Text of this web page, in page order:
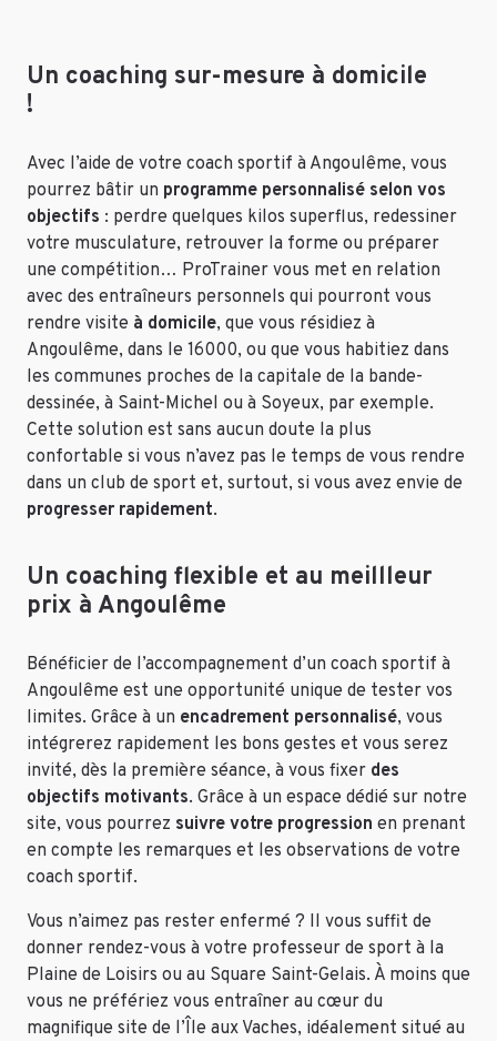
Un coaching sur-mesure à domicile
!
Avec l’aide de votre coach sportif à Angoulême, vous
pourrez bâtir un programme personnalisé selon vos
objectifs : perdre quelques kilos superflus, redessiner
votre musculature, retrouver la forme ou préparer
une compétition… ProTrainer vous met en relation
avec des entraîneurs personnels qui pourront vous
rendre visite à domicile, que vous résidiez à
Angoulême, dans le 16000, ou que vous habitiez dans
les communes proches de la capitale de la bande-
dessinée, à Saint-Michel ou à Soyeux, par exemple.
Cette solution est sans aucun doute la plus
confortable si vous n’avez pas le temps de vous rendre
dans un club de sport et, surtout, si vous avez envie de
progresser rapidement.
Un coaching flexible et au meillleur
prix à Angoulême
Bénéficier de l’accompagnement d’un coach sportif à
Angoulême est une opportunité unique de tester vos
limites. Grâce à un encadrement personnalisé, vous
intégrerez rapidement les bons gestes et vous serez
invité, dès la première séance, à vous fixer des
objectifs motivants. Grâce à un espace dédié sur notre
site, vous pourrez suivre votre progression en prenant
en compte les remarques et les observations de votre
coach sportif.
Vous n’aimez pas rester enfermé ? Il vous suffit de
donner rendez-vous à votre professeur de sport à la
Plaine de Loisirs ou au Square Saint-Gelais. À moins que
vous ne préfériez vous entraîner au cœur du
magnifique site de l’Île aux Vaches, idéalement situé au